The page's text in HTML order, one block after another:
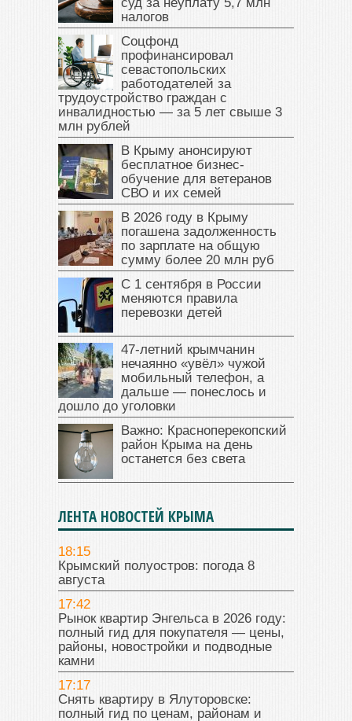
налогов
Соцфонд
профинансировал
севастопольских
работодателей за
трудоустройство граждан с
инвалидностью — за 5 лет свыше 3
млн рублей
В Крыму анонсируют
бесплатное бизнес-
обучение для ветеранов
СВО и их семей
В 2026 году в Крыму
погашена задолженность
по зарплате на общую
сумму более 20 млн руб
С 1 сентября в России
меняются правила
перевозки детей
47‑летний крымчанин
нечаянно «увёл» чужой
мобильный телефон, а
дальше — понеслось и
дошло до уголовки
Важно: Красноперекопский
район Крыма на день
останется без света
ЛЕНТА НОВОСТЕЙ КРЫМА
18:15
Крымский полуостров: погода 8
августа
17:42
Рынок квартир Энгельса в 2026 году:
полный гид для покупателя — цены,
районы, новостройки и подводные
камни
17:17
Снять квартиру в Ялуторовске:
полный гид по ценам, районам и